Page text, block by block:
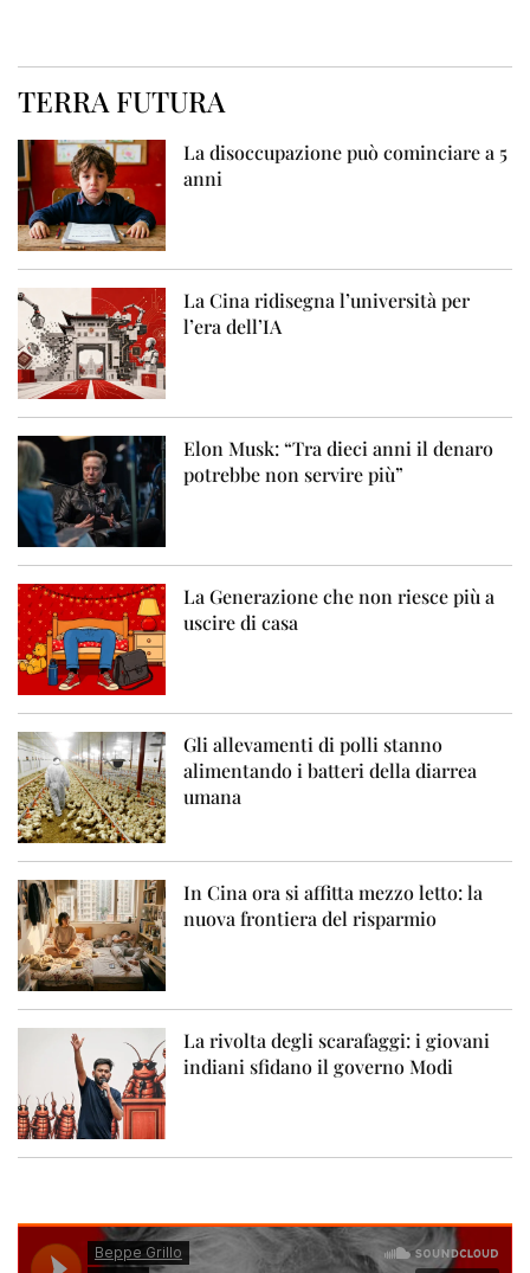
TERRA FUTURA
La disoccupazione può cominciare a 5
anni
La Cina ridisegna l’università per
l’era dell’IA
Elon Musk: “Tra dieci anni il denaro
potrebbe non servire più”
La Generazione che non riesce più a
uscire di casa
Gli allevamenti di polli stanno
alimentando i batteri della diarrea
umana
In Cina ora si affitta mezzo letto: la
nuova frontiera del risparmio
La rivolta degli scarafaggi: i giovani
indiani sfidano il governo Modi